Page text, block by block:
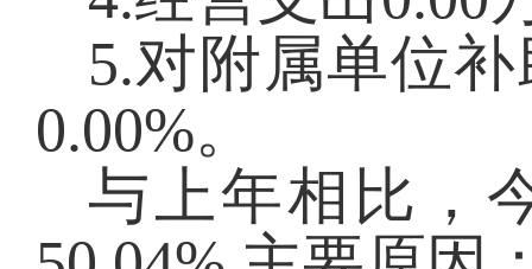
5.对附属单位
0.00%。
与上年相比，